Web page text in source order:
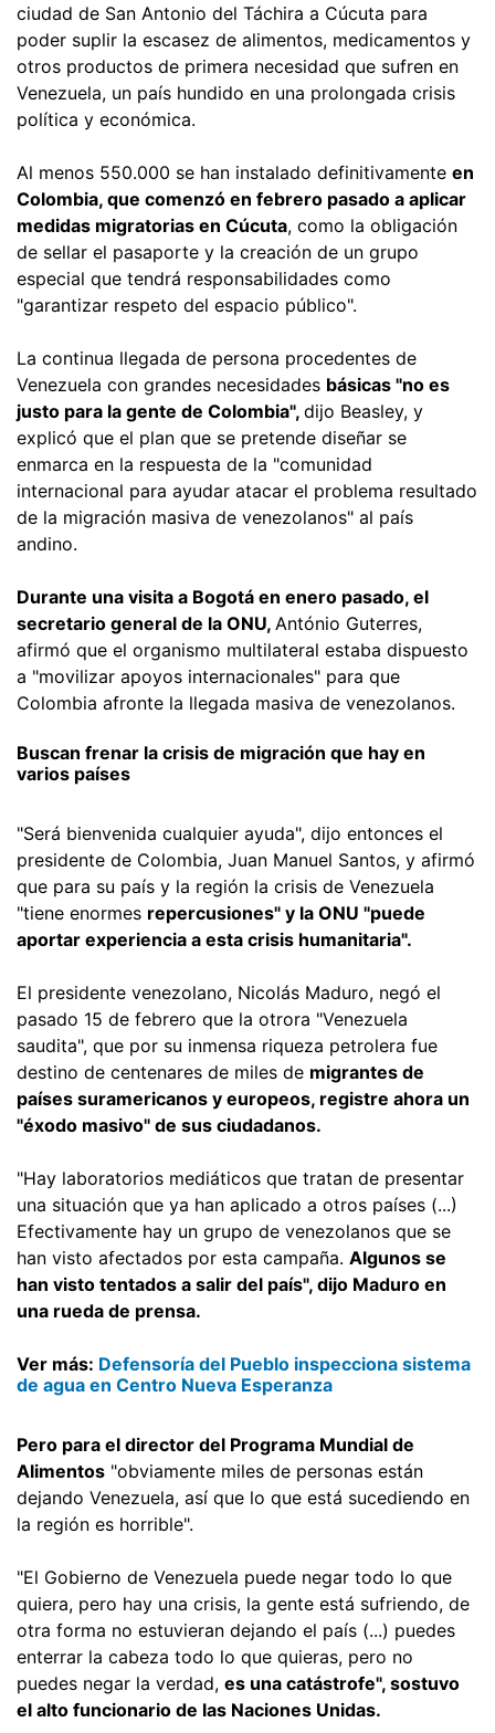
ciudad de San Antonio del Táchira a Cúcuta para
poder suplir la escasez de alimentos, medicamentos y
otros productos de primera necesidad que sufren en
Venezuela, un país hundido en una prolongada crisis
política y económica.
Al menos 550.000 se han instalado definitivamente en
Colombia, que comenzó en febrero pasado a aplicar
medidas migratorias en Cúcuta, como la obligación
de sellar el pasaporte y la creación de un grupo
especial que tendrá responsabilidades como
"garantizar respeto del espacio público".
La continua llegada de persona procedentes de
Venezuela con grandes necesidades básicas "no es
justo para la gente de Colombia", dijo Beasley, y
explicó que el plan que se pretende diseñar se
enmarca en la respuesta de la "comunidad
internacional para ayudar atacar el problema resultado
de la migración masiva de venezolanos" al país
andino.
Durante una visita a Bogotá en enero pasado, el
secretario general de la ONU, António Guterres,
afirmó que el organismo multilateral estaba dispuesto
a "movilizar apoyos internacionales" para que
Colombia afronte la llegada masiva de venezolanos.
Buscan frenar la crisis de migración que hay en
varios países
"Será bienvenida cualquier ayuda", dijo entonces el
presidente de Colombia, Juan Manuel Santos, y afirmó
que para su país y la región la crisis de Venezuela
"tiene enormes repercusiones" y la ONU "puede
aportar experiencia a esta crisis humanitaria".
El presidente venezolano, Nicolás Maduro, negó el
pasado 15 de febrero que la otrora "Venezuela
saudita", que por su inmensa riqueza petrolera fue
destino de centenares de miles de migrantes de
países suramericanos y europeos, registre ahora un
"éxodo masivo" de sus ciudadanos.
"Hay laboratorios mediáticos que tratan de presentar
una situación que ya han aplicado a otros países (...)
Efectivamente hay un grupo de venezolanos que se
han visto afectados por esta campaña. Algunos se
han visto tentados a salir del país", dijo Maduro en
una rueda de prensa.
Ver más: Defensoría del Pueblo inspecciona sistema
de agua en Centro Nueva Esperanza
Pero para el director del Programa Mundial de
Alimentos "obviamente miles de personas están
dejando Venezuela, así que lo que está sucediendo en
la región es horrible".
"El Gobierno de Venezuela puede negar todo lo que
quiera, pero hay una crisis, la gente está sufriendo, de
otra forma no estuvieran dejando el país (...) puedes
enterrar la cabeza todo lo que quieras, pero no
puedes negar la verdad, es una catástrofe", sostuvo
el alto funcionario de las Naciones Unidas.